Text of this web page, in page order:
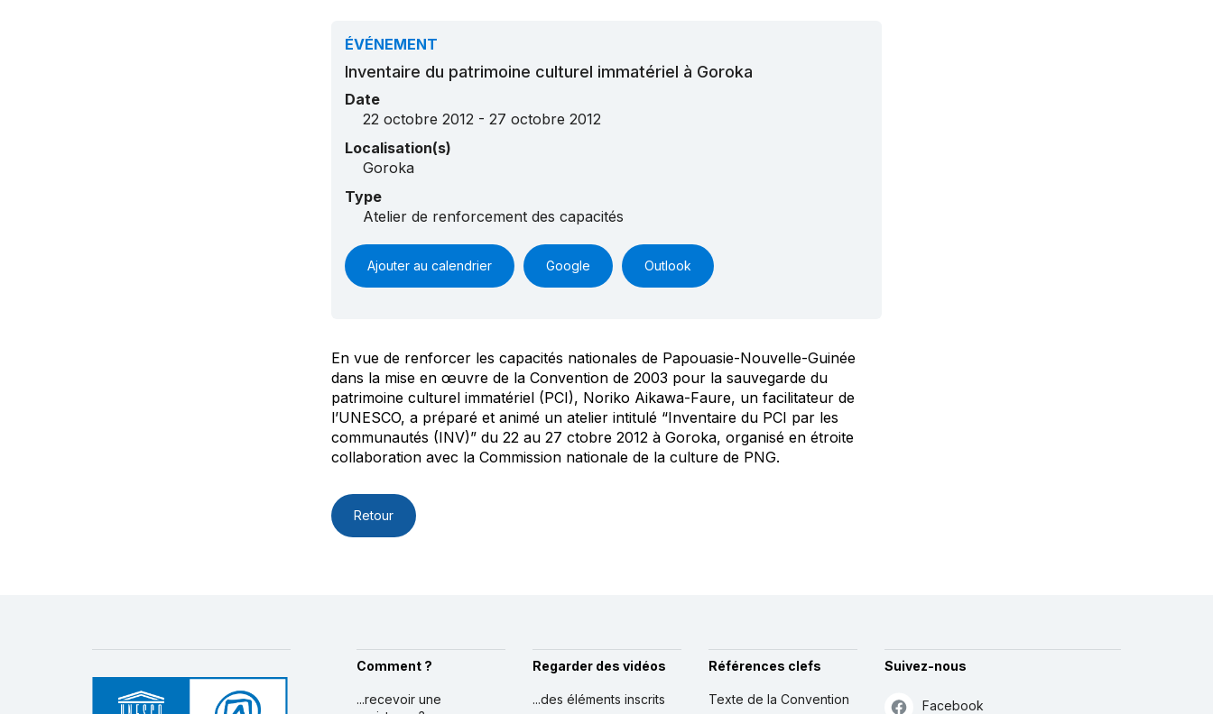
ÉVÉNEMENT
Inventaire du patrimoine culturel immatériel à Goroka
Date
22 octobre 2012 - 27 octobre 2012
Localisation(s)
Goroka
Type
Atelier de renforcement des capacités
Ajouter au calendrier Google Outlook
En vue de renforcer les capacités nationales de Papouasie-Nouvelle-Guinée
dans la mise en œuvre de la Convention de 2003 pour la sauvegarde du
patrimoine culturel immatériel (PCI), Noriko Aikawa-Faure, un facilitateur de
l’UNESCO, a préparé et animé un atelier intitulé “Inventaire du PCI par les
communautés (INV)” du 22 au 27 ctobre 2012 à Goroka, organisé en étroite
collaboration avec la Commission nationale de la culture de PNG.
Retour
Comment ?
...recevoir une
Regarder des vidéos
...des éléments inscrits
Références clefs
Texte de la Convention
Suivez-nous
Facebook